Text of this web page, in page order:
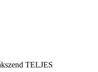
TELJES